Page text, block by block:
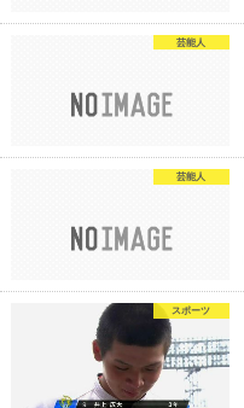
芸能人
芸能人
スポーツ